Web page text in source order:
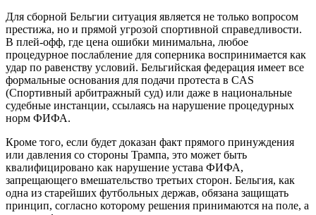
Для сборной Бельгии ситуация является не только вопросом
престижа, но и прямой угрозой спортивной справедливости.
В плей-офф, где цена ошибки минимальна, любое
процедурное послабление для соперника воспринимается как
удар по равенству условий. Бельгийская федерация имеет все
формальные основания для подачи протеста в CAS
(Спортивный арбитражный суд) или даже в национальные
судебные инстанции, ссылаясь на нарушение процедурных
норм ФИФА.
Кроме того, если будет доказан факт прямого принуждения
или давления со стороны Трампа, это может быть
квалифицировано как нарушение устава ФИФА,
запрещающего вмешательство третьих сторон. Бельгия, как
одна из старейших футбольных держав, обязана защищать
принцип, согласно которому решения принимаются на поле, а